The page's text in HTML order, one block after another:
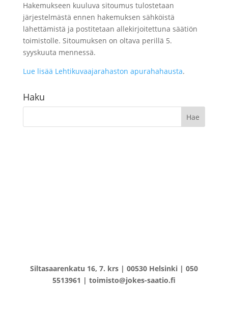
Hakemukseen kuuluva sitoumus tulostetaan
järjestelmästä ennen hakemuksen sähköistä
lähettämistä ja postitetaan allekirjoitettuna säätiön
toimistolle. Sitoumuksen on oltava perillä 5.
syyskuuta mennessä.
Lue lisää Lehtikuvaajarahaston apurahahausta.
Haku
Siltasaarenkatu 16, 7. krs | 00530 Helsinki | 050
5513961 | toimisto@jokes-saatio.fi